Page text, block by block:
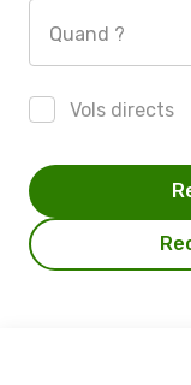
Quand ?
Vols directs